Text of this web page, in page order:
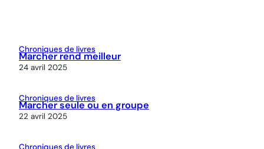
Chroniques de livres
Marcher rend meilleur
24 avril 2025
Chroniques de livres
Marcher seule ou en groupe
22 avril 2025
Chroniques de livres